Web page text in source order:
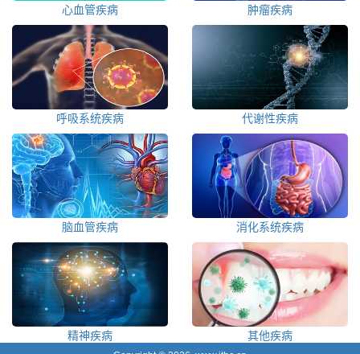
心血管疾病 肿瘤疾病
呼吸系统疾病 代谢性疾病
脑血管疾病 消化系统疾病
精神疾病 其他疾病